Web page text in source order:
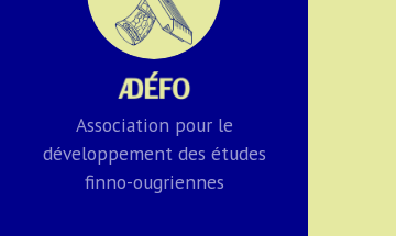
Association pour le
développement des études
finno-ougriennes